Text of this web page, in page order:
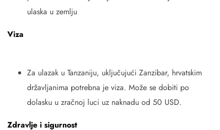
ulaska u zemlju
Viza
Za ulazak u Tanzaniju, uključujući Zanzibar, hrvatskim
državljanima potrebna je viza. Može se dobiti po
dolasku u zračnoj luci uz naknadu od 50 USD.
Zdravlje i sigurnost